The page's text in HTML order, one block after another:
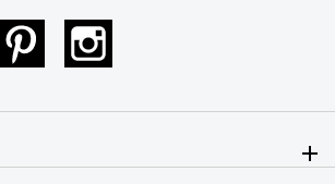
Pinterest